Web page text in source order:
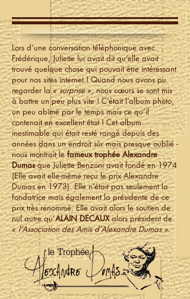
Lors d’une conversation téléphonique avec
Frédérique, Juliette lui avait dit qu’elle avait
trouvé quelque chose qui pouvait être intéressant
pour nos sites internet ! Quand nous avons pu
regarder la «surprise», nous cœurs se sont mis
à battre un peu plus vite ! C’était l’album photo,
un peu abîmé par le temps mais ce qu’il
contenait en excellent état ! Cet album
inestimable qui était resté rangé depuis des
années dans un endroit sûr mais presque oublié -
nous montrait lefameux trophée Alexandre
Dumasque Juliette Benzoni avait fondé en 1974
(Elle avait elle-même reçu le prix Alexandre
Dumas en 1973). Elle n’était pas seulement la
fondatrice mais également la présidente de ce
prix très renommé. Elle avait alors le soutien de
nul autre qu’ALAIN DECAUXalors président de
«l’Association des Amis d’Alexandre Dumas ».